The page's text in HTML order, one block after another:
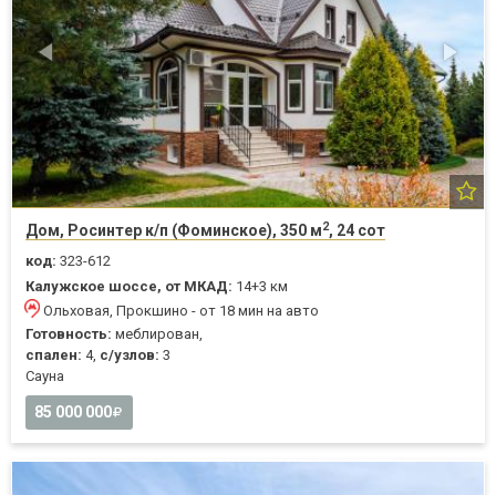
Дом, Росинтер к/п (Фоминское), 350 м2, 24 сот
код: 323-612
Калужское шоссе, от МКАД: 14+3 км
Ольховая, Прокшино - от 18 мин на авто
Готовность: меблирован,
спален: 4, с/узлов: 3
Cауна
85 000 000